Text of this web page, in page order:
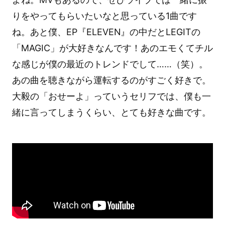
りをやってもらいたいなと思っている1曲です
ね。あと僕、EP『ELEVEN』の中だとLEGITの
「MAGIC」が大好きなんです！あのエモくてチル
な感じが僕の最近のトレンドでして……（笑）。
あの曲を聴きながら運転するのがすごく好きで。
大毅の「おせーよ」っていうセリフでは、僕も一
緒に言ってしまうくらい、とても好きな曲です。